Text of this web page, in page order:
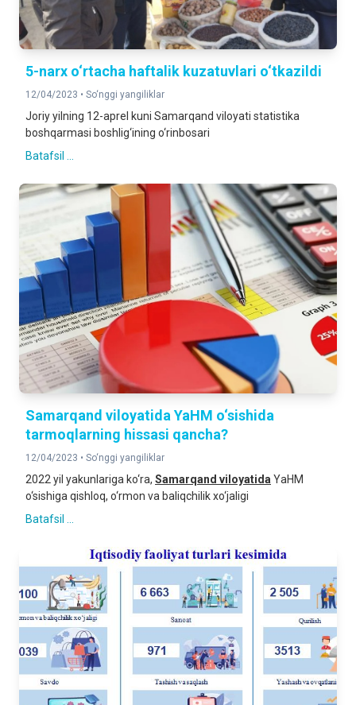
5-narx o‘rtacha haftalik kuzatuvlari o‘tkazildi
12/04/2023 • So‘nggi yangiliklar
Joriy yilning 12-aprel kuni Samarqand viloyati statistika
boshqarmasi boshlig‘ining o‘rinbosari
Batafsil ...
Samarqand viloyatida YaHM o‘sishida
tarmoqlarning hissasi qancha?
12/04/2023 • So‘nggi yangiliklar
2022 yil yakunlariga ko‘ra, Samarqand viloyatida YaHM
o‘sishiga qishloq, o‘rmon va baliqchilik xo‘jaligi
Batafsil ...